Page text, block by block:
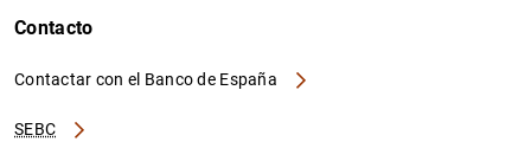
Contacto
Contactar con el Banco de España
SEBC